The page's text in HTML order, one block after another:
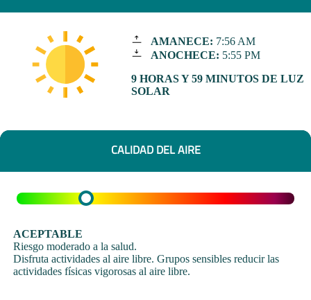
AMANECE: 7:56 AM
ANOCHECE: 5:55 PM
9 HORAS Y 59 MINUTOS DE LUZ
SOLAR
CALIDAD DEL AIRE
ACEPTABLE
Riesgo moderado a la salud.
Disfruta actividades al aire libre. Grupos sensibles reducir las
actividades físicas vigorosas al aire libre.